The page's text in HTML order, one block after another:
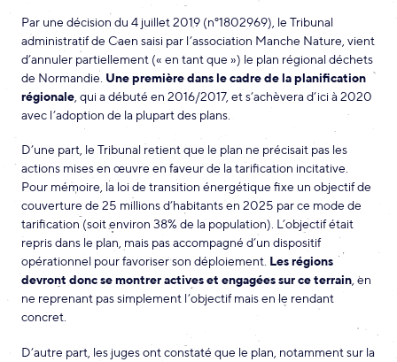
Par une décision du 4 juillet 2019 (n°1802969), le Tribunal
administratif de Caen saisi par l’association Manche Nature, vient
d’annuler partiellement (« en tant que ») le plan régional déchets
de Normandie. Une première dans le cadre de la planification
régionale, qui a débuté en 2016/2017, et s’achèvera d’ici à 2020
avec l’adoption de la plupart des plans.
D’une part, le Tribunal retient que le plan ne précisait pas les
actions mises en œuvre en faveur de la tarification incitative.
Pour mémoire, la loi de transition énergétique fixe un objectif de
couverture de 25 millions d’habitants en 2025 par ce mode de
tarification (soit environ 38% de la population). L’objectif était
repris dans le plan, mais pas accompagné d’un dispositif
opérationnel pour favoriser son déploiement. Les régions
devront donc se montrer actives et engagées sur ce terrain, en
ne reprenant pas simplement l’objectif mais en le rendant
concret.
D’autre part, les juges ont constaté que le plan, notamment sur la